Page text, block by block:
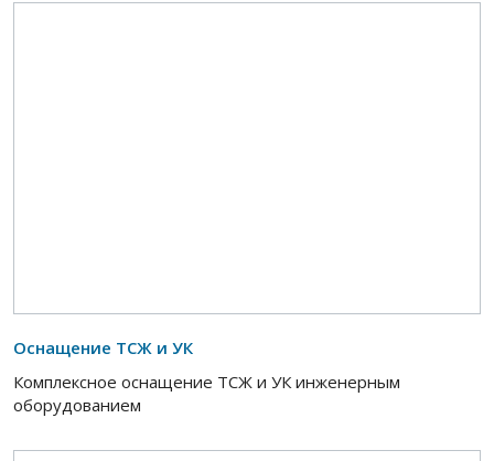
Оснащение ТСЖ и УК
Комплексное оснащение ТСЖ и УК инженерным
оборудованием